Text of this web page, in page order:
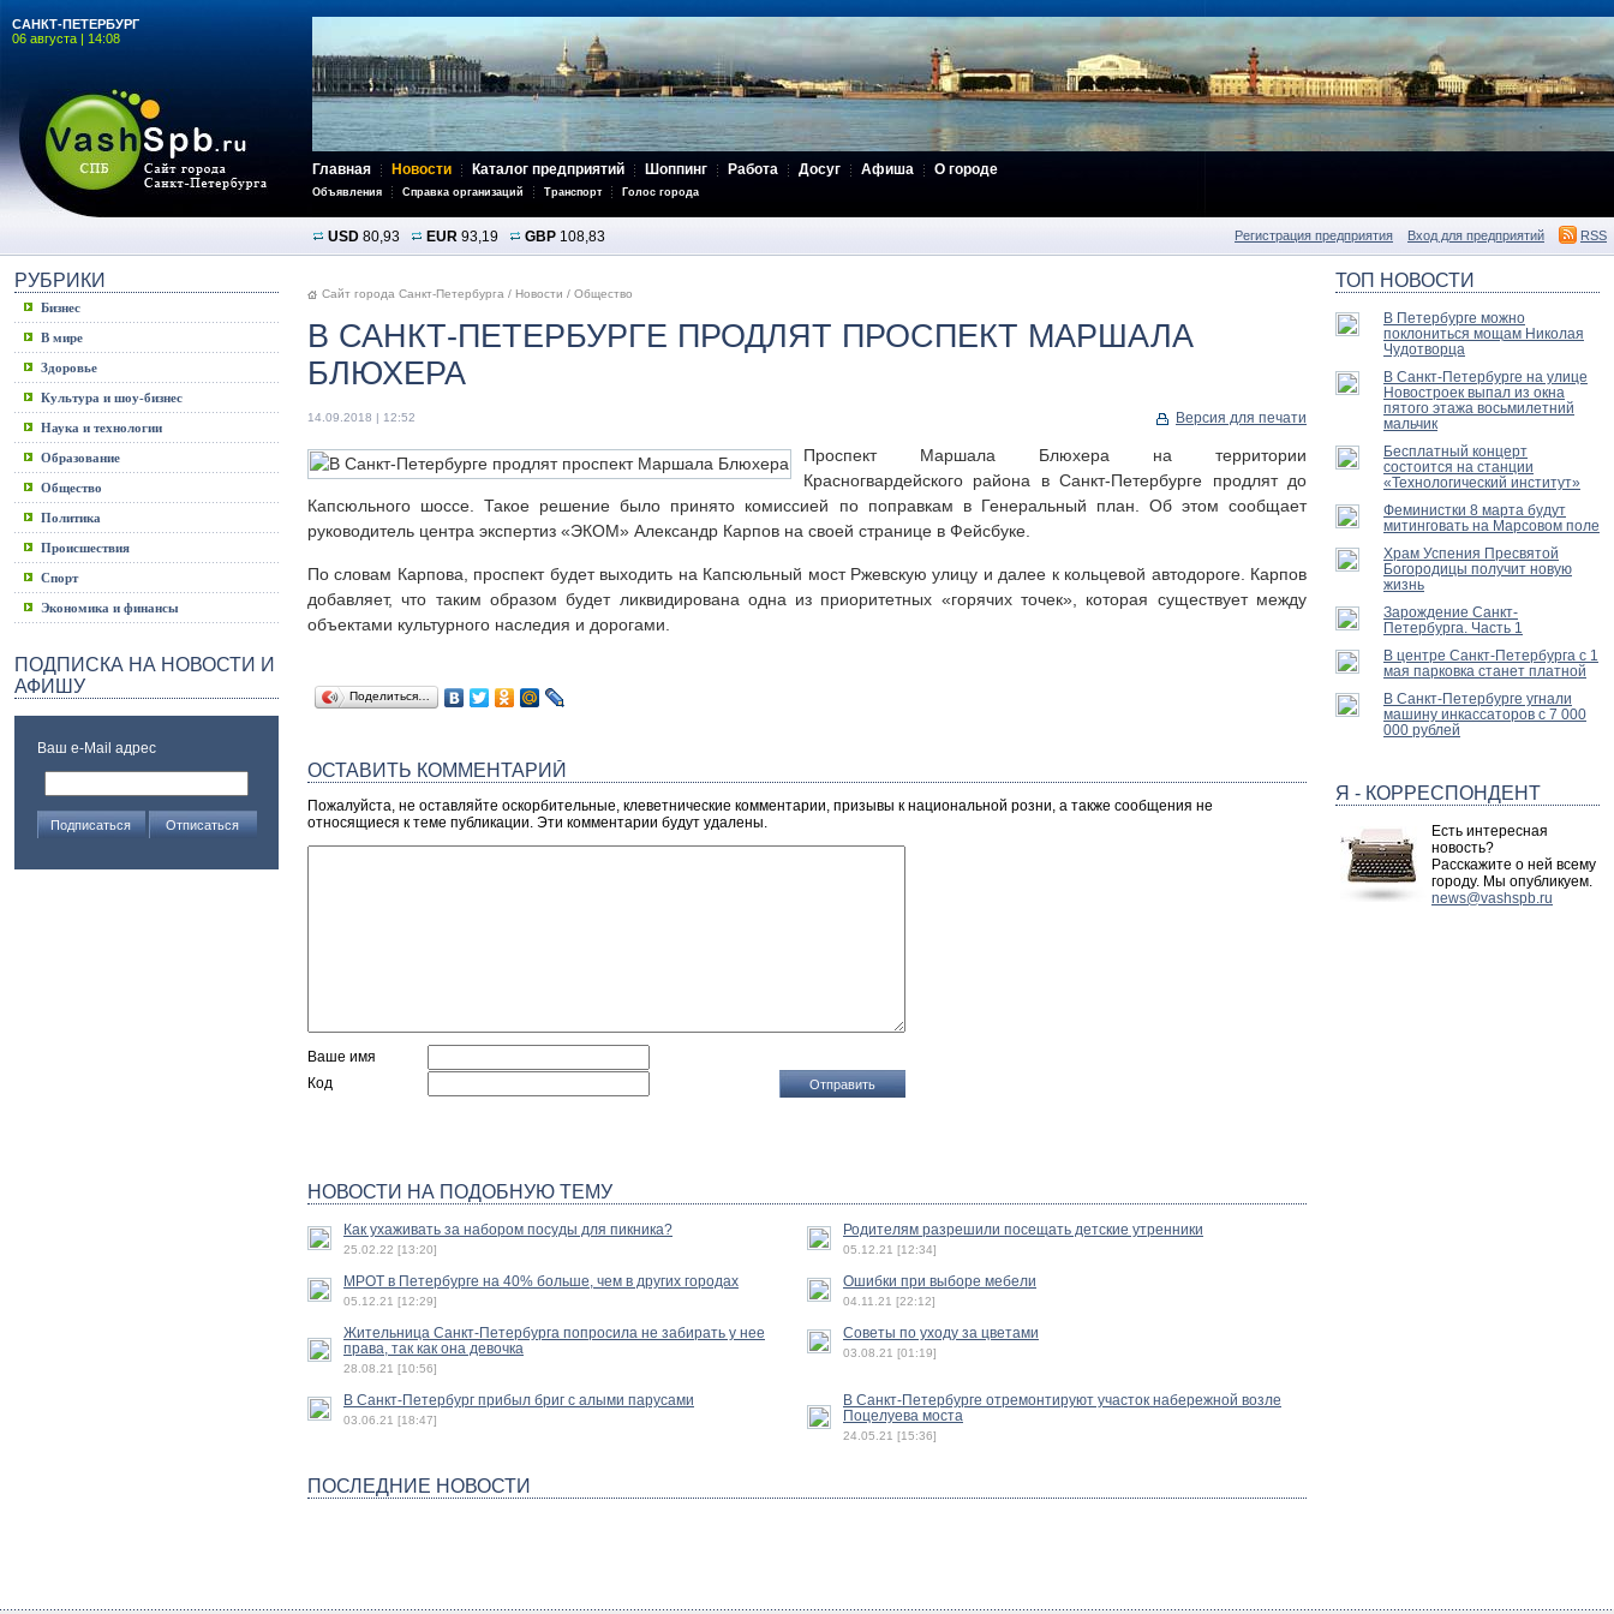
САНКТ-ПЕТЕРБУРГ
06 августа | 14:08
Главная Новости Каталог предприятий Шоппинг Работа Досуг Афиша О городе
Объявления Справка организаций Транспорт Голос города
USD 80,93 EUR 93,19 GBP 108,83 Регистрация предприятия Вход для предприятий RSS
РУБРИКИ
Бизнес
В мире
Здоровье
Культура и шоу-бизнес
Наука и технологии
Образование
Общество
Политика
Происшествия
Спорт
Экономика и финансы
ПОДПИСКА НА НОВОСТИ И
АФИШУ
Ваш e-Mail адрес
Сайт города Санкт-Петербурга / Новости / Общество
В САНКТ-ПЕТЕРБУРГЕ ПРОДЛЯТ ПРОСПЕКТ МАРШАЛА
БЛЮХЕРА
14.09.2018 | 12:52 Версия для печати
Проспект Маршала Блюхера на территории
Красногвардейского района в Санкт-Петербурге продлят до
Капсюльного шоссе. Такое решение было принято комиссией по поправкам в Генеральный план. Об этом сообщает
руководитель центра экспертиз «ЭКОМ» Александр Карпов на своей странице в Фейсбуке.
По словам Карпова, проспект будет выходить на Капсюльный мост Ржевскую улицу и далее к кольцевой автодороге. Карпов
добавляет, что таким образом будет ликвидирована одна из приоритетных «горячих точек», которая существует между
объектами культурного наследия и дорогами.
Поделиться…
ОСТАВИТЬ КОММЕНТАРИЙ
Пожалуйста, не оставляйте оскорбительные, клеветнические комментарии, призывы к национальной розни, а также сообщения не
относящиеся к теме публикации. Эти комментарии будут удалены.
Ваше имя
Код
НОВОСТИ НА ПОДОБНУЮ ТЕМУ
Как ухаживать за набором посуды для пикника?
25.02.22 [13:20]
Родителям разрешили посещать детские утренники
05.12.21 [12:34]
МРОТ в Петербурге на 40% больше, чем в других городах
05.12.21 [12:29]
Ошибки при выборе мебели
04.11.21 [22:12]
Жительница Санкт-Петербурга попросила не забирать у нее
права, так как она девочка
28.08.21 [10:56]
Советы по уходу за цветами
03.08.21 [01:19]
В Санкт-Петербург прибыл бриг с алыми парусами
03.06.21 [18:47]
В Санкт-Петербурге отремонтируют участок набережной возле
Поцелуева моста
24.05.21 [15:36]
ПОСЛЕДНИЕ НОВОСТИ
ТОП НОВОСТИ
В Петербурге можно
поклониться мощам Николая
Чудотворца
В Санкт-Петербурге на улице
Новостроек выпал из окна
пятого этажа восьмилетний
мальчик
Бесплатный концерт
состоится на станции
«Технологический институт»
Феминистки 8 марта будут
митинговать на Марсовом поле
Храм Успения Пресвятой
Богородицы получит новую
жизнь
Зарождение Санкт-
Петербурга. Часть 1
В центре Санкт-Петербурга с 1
мая парковка станет платной
В Санкт-Петербурге угнали
машину инкассаторов с 7 000
000 рублей
Я - КОРРЕСПОНДЕНТ
Есть интересная
новость?
Расскажите о ней всему
городу. Мы опубликуем.
news@vashspb.ru